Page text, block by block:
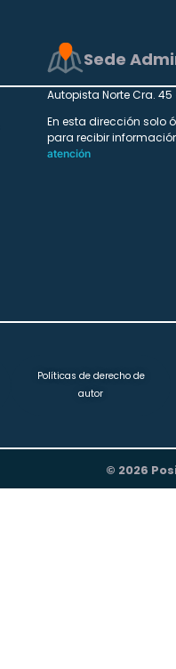
Sede
Autopista Norte Cra.
En esta dirección solo
para recibir
atención
Políticas de derecho de
autor
© 2026